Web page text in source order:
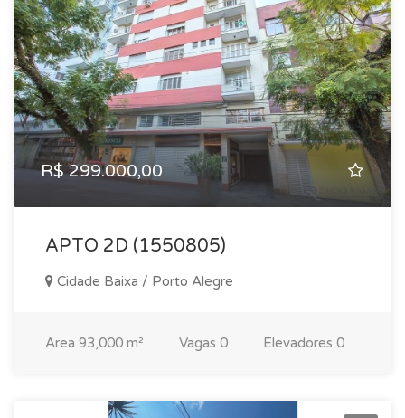
R$ 299.000,00
APTO 2D (1550805)
Cidade Baixa / Porto Alegre
Area 93,000 m² Vagas 0 Elevadores 0